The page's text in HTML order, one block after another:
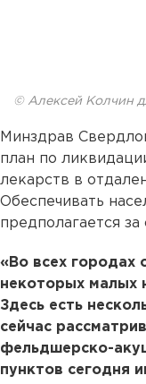
© Алексей Колчин
Минздрав
план по
лекарств в
Обеспечивать
предполагается
«Во всех городах
некоторых малых
Здесь есть
сейчас
фельдшерско-
пунктов сегодня